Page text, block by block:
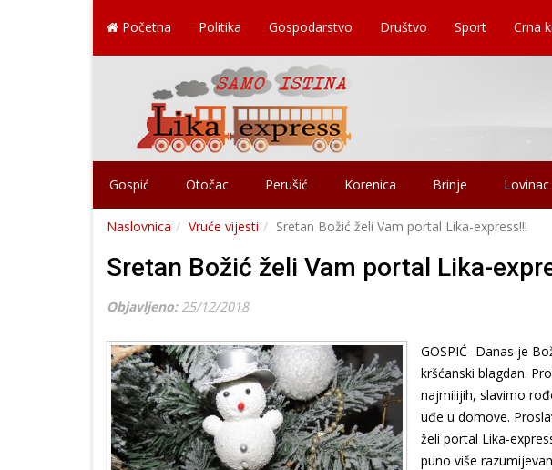
Početna Politika Gospodarstvo Društvo Sport Crna
Gospić Otočac Perušić Korenica Brinje Lovinac
Naslovnica Vruće vijesti Sretan Božić želi Vam portal Lika-express!!!
Sretan Božić želi Vam portal Lika-
Objavljeno: 25/12/2018
GOSPIĆ- Danas je
kršćanski blagdan.
najmilijih, slavimo
uđe u domove.
želi portal Lika-
puno više